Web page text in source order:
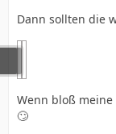
Dann sollten die
Wenn bloß
🙄